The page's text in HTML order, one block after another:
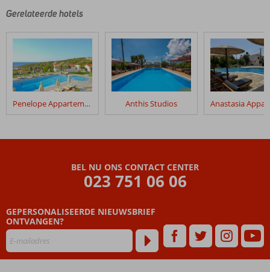
Gerelateerde hotels
Penelope Appartementen Anthis Studios
BEL NU ONS CONTACT CENTER
023 751 06 06
GEPERSONALISEERDE NIEUWSBRIEF
ONTVANGEN?